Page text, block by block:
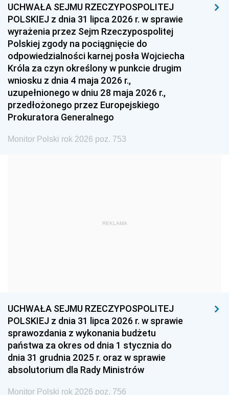
1996 1995 1994
1993 1992 1991
1990 1989
1987 1986 1985
1984 1983
1981 1980 1979
1978 1977
1975 1974
1959
1939 1938 1937
1936 1930
UCHWAŁA SEJMU RZECZYPOSPOLITEJ
POLSKIEJ z dnia 31 lipca 2026 r. w sprawie
wyrażenia przez Sejm Rzeczypospolitej
Polskiej zgody na pociągnięcie do
odpowiedzialności karnej posła Wojciecha
Króla za czyn określony w punkcie drugim
wniosku z dnia 4 maja 2026 r.,
uzupełnionego w dniu 28 maja 2026 r.,
przedłożonego przez Europejskiego
Prokuratora Generalnego
Monitor Polski rok 2026 poz. 753
REKLAMA
UCHWAŁA SEJMU RZECZYPOSPOLITEJ
POLSKIEJ z dnia 31 lipca 2026 r. w sprawie
sprawozdania z wykonania budżetu
państwa za okres od dnia 1 stycznia do
dnia 31 grudnia 2025 r. oraz w sprawie
absolutorium dla Rady Ministrów
Monitor Polski rok 2026 poz. 756